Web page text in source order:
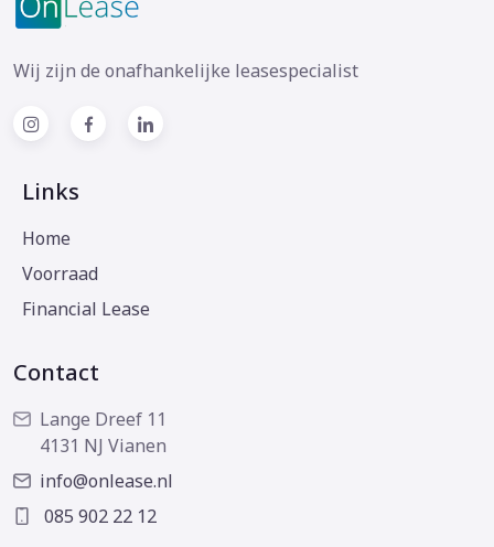
Wij zijn de onafhankelijke leasespecialist
Links
Home
Voorraad
Financial Lease
Contact
Lange Dreef 11
4131 NJ Vianen
info@onlease.nl
085 902 22 12